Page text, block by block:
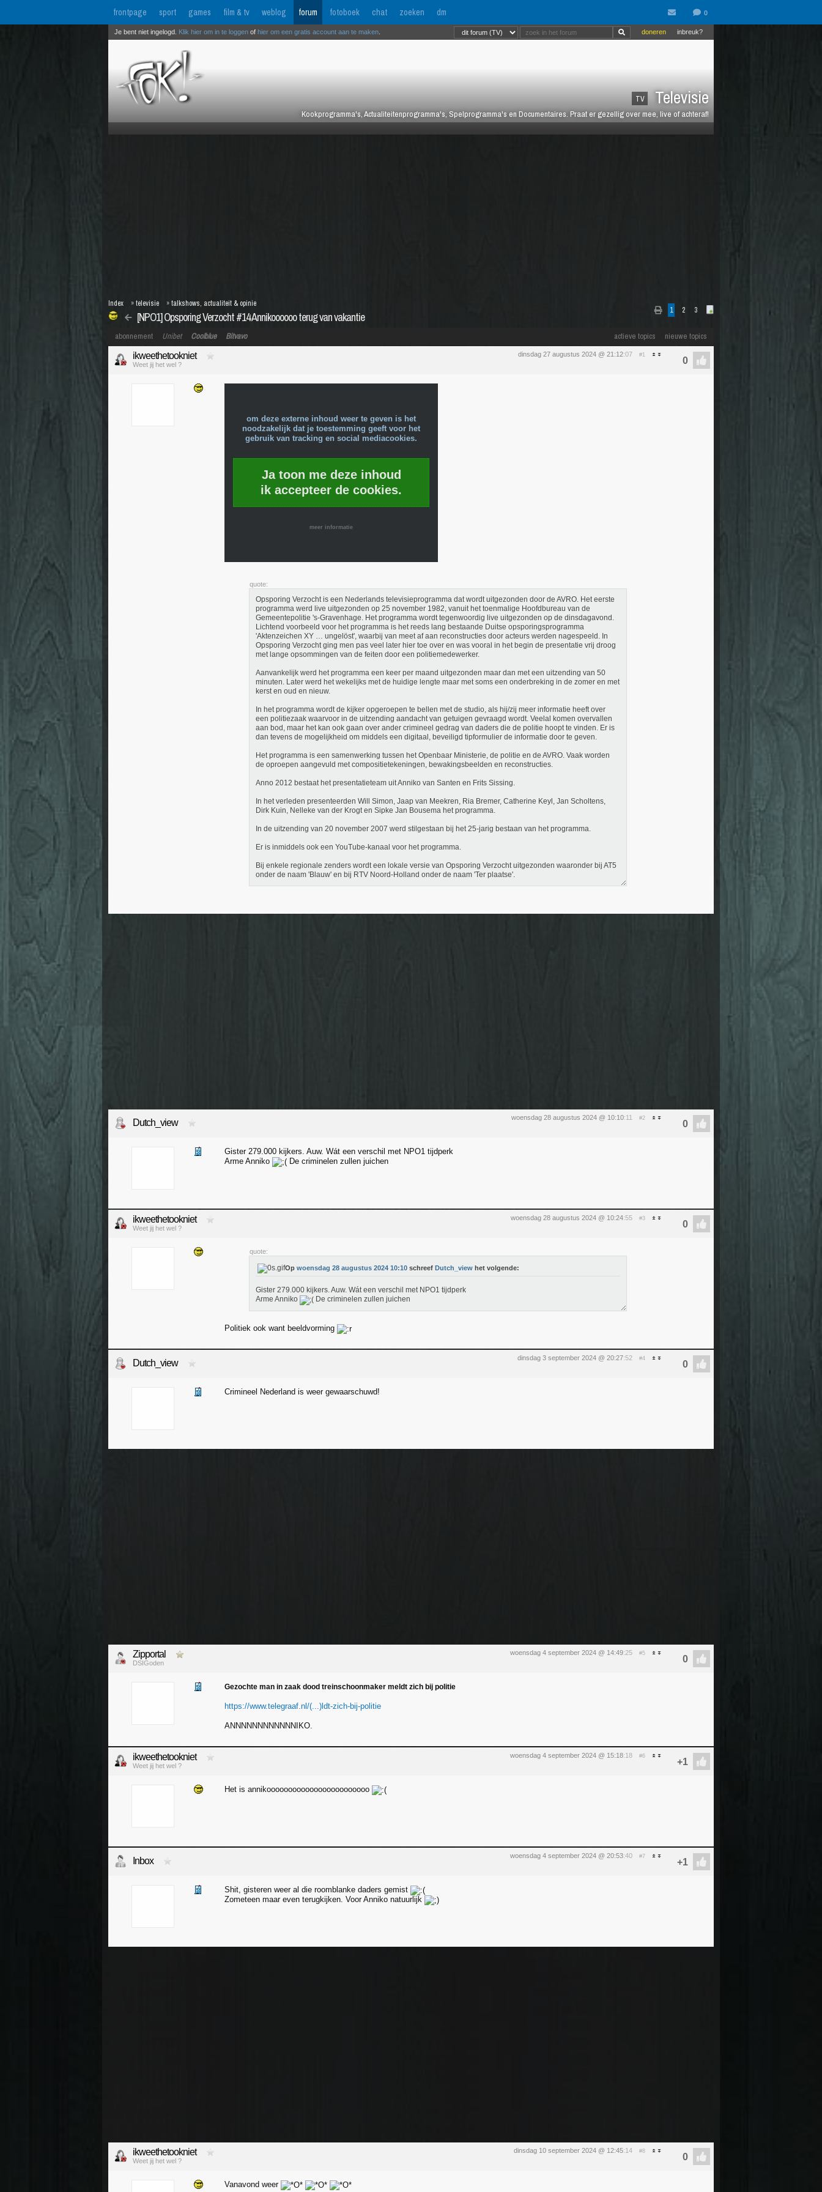
frontpage sport games film & tv weblog forum fotoboek chat zoeken dm
TV Televisie
Kookprogramma's, Actualiteitenprogramma's, Spelprogramma's en Documentaires. Praat er gezellig over mee, live of achteraf!
inbreuk?
doneren
Je bent niet ingelogd. Klik hier om in te loggen of hier om een gratis account aan te maken
1 2 3
[NPO1] Opsporing Verzocht #14 Annikoooooo terug van vakantie
Index »televisie »talkshows, actualiteit & opinie
actieve topics nieuwe topics
abonnement Unibet Coolblue Bitvavo
dinsdag 27 augustus 2024 @ 21:12:07 #1
ikweethetookniet
Weet jij het wel ?
om deze externe inhoud weer te geven is het
noodzakelijk dat je toestemming geeft voor het
gebruik van tracking en social mediacookies.
Ja toon me deze inhoud
ik accepteer de cookies.
meer informatie
quote:
Opsporing Verzocht is een Nederlands televisieprogramma dat wordt uitgezonden door de AVRO. Het eerste
programma werd live uitgezonden op 25 november 1982, vanuit het toenmalige Hoofdbureau van de
Gemeentepolitie 's-Gravenhage. Het programma wordt tegenwoordig live uitgezonden op de dinsdagavond.
Lichtend voorbeeld voor het programma is het reeds lang bestaande Duitse opsporingsprogramma
'Aktenzeichen XY … ungelöst', waarbij van meet af aan reconstructies door acteurs werden nagespeeld. In
Opsporing Verzocht ging men pas veel later hier toe over en was vooral in het begin de presentatie vrij droog
met lange opsommingen van de feiten door een politiemedewerker.
Aanvankelijk werd het programma een keer per maand uitgezonden maar dan met een uitzending van 50
minuten. Later werd het wekelijks met de huidige lengte maar met soms een onderbreking in de zomer en met
kerst en oud en nieuw.
In het programma wordt de kijker opgeroepen te bellen met de studio, als hij/zij meer informatie heeft over
een politiezaak waarvoor in de uitzending aandacht van getuigen gevraagd wordt. Veelal komen overvallen
aan bod, maar het kan ook gaan over ander crimineel gedrag van daders die de politie hoopt te vinden. Er is
dan tevens de mogelijkheid om middels een digitaal, beveiligd tipformulier de informatie door te geven.
Het programma is een samenwerking tussen het Openbaar Ministerie, de politie en de AVRO. Vaak worden
de oproepen aangevuld met compositietekeningen, bewakingsbeelden en reconstructies.
Anno 2012 bestaat het presentatieteam uit Anniko van Santen en Frits Sissing.
In het verleden presenteerden Will Simon, Jaap van Meekren, Ria Bremer, Catherine Keyl, Jan Scholtens,
Dirk Kuin, Nelleke van der Krogt en Sipke Jan Bousema het programma.
In de uitzending van 20 november 2007 werd stilgestaan bij het 25-jarig bestaan van het programma.
Er is inmiddels ook een YouTube-kanaal voor het programma.
Bij enkele regionale zenders wordt een lokale versie van Opsporing Verzocht uitgezonden waaronder bij AT5
onder de naam 'Blauw' en bij RTV Noord-Holland onder de naam 'Ter plaatse'.
woensdag 28 augustus 2024 @ 10:10:11 #2
Dutch_view
Gister 279.000 kijkers. Auw. Wát een verschil met NPO1 tijdperk
Arme Anniko
De criminelen zullen juichen
woensdag 28 augustus 2024 @ 10:24:55 #3
ikweethetookniet
Weet jij het wel ?
quote:
Op woensdag 28 augustus 2024 10:10 schreef Dutch_view het volgende:
Gister 279.000 kijkers. Auw. Wát een verschil met NPO1 tijdperk
Arme Anniko
De criminelen zullen juichen
Politiek ook want beeldvorming
dinsdag 3 september 2024 @ 20:27:52 #4
Dutch_view
Crimineel Nederland is weer gewaarschuwd!
woensdag 4 september 2024 @ 14:49:25 #5
Zipportal
DSIGoden
Gezochte man in zaak dood treinschoonmaker meldt zich bij politie
https://www.telegraaf.nl/(...)ldt-zich-bij-politie
ANNNNNNNNNNNNIKO.
woensdag 4 september 2024 @ 15:18:18 #6
ikweethetookniet
Weet jij het wel ?
Het is annikoooooooooooooooooooooooo
woensdag 4 september 2024 @ 20:53:40 #7
Inbox
Shit, gisteren weer al die roomblanke daders gemist
Zometeen maar even terugkijken. Voor Anniko natuurlijk
dinsdag 10 september 2024 @ 12:45:14 #8
ikweethetookniet
Weet jij het wel ?
Vanavond weer